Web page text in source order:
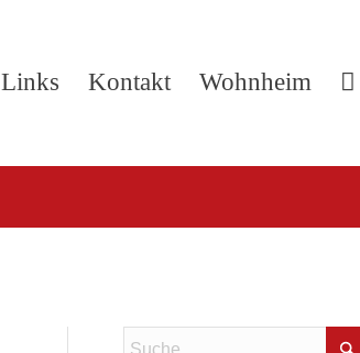
Links Kontakt Wohnheim